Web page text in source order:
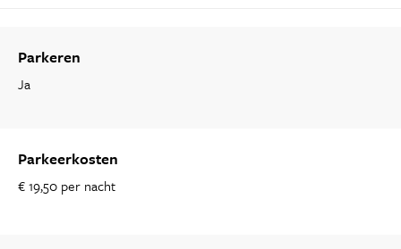
Parkeren
Ja
Parkeerkosten
€ 19,50 per nacht